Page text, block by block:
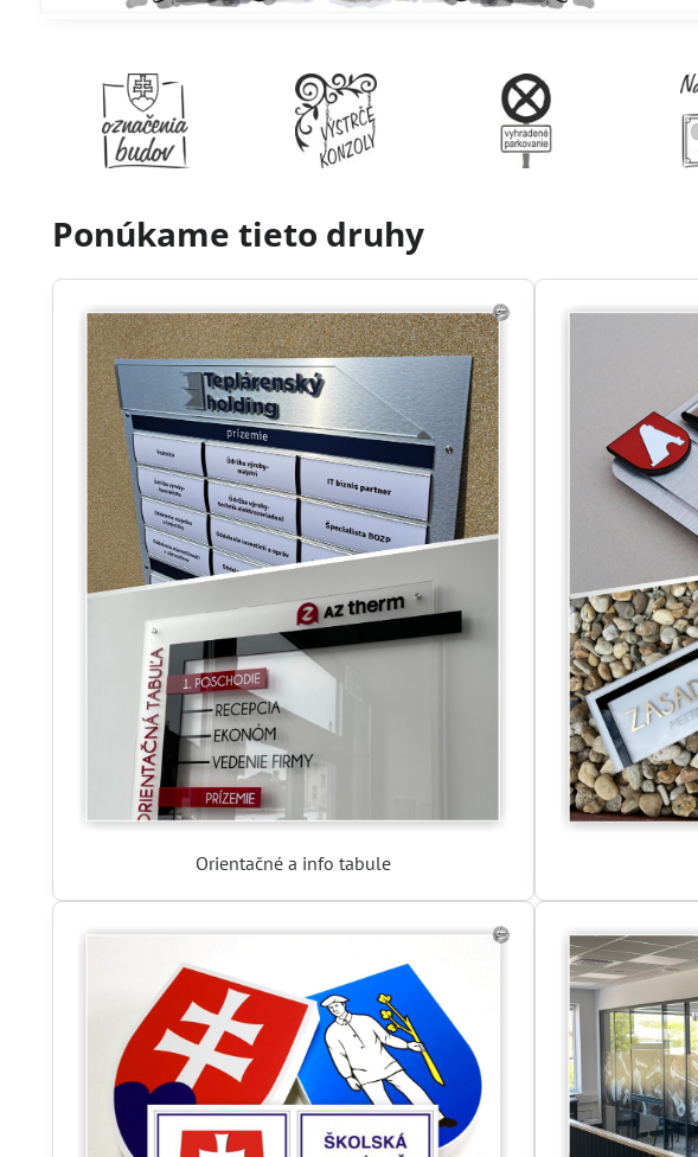
Ponúkame tieto druhy
Orientačné a info tabule